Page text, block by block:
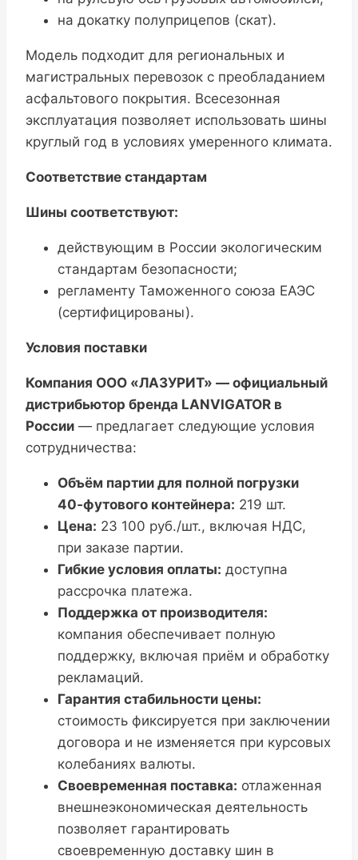
на докатку полуприцепов (скат).
Модель подходит для региональных и
магистральных перевозок с преобладанием
асфальтового покрытия. Всесезонная
эксплуатация позволяет использовать шины
круглый год в условиях умеренного климата.
Соответствие стандартам
Шины соответствуют:
действующим в России экологическим
стандартам безопасности;
регламенту Таможенного союза ЕАЭС
(сертифицированы).
Условия поставки
Компания ООО «ЛАЗУРИТ» — официальный
дистрибьютор бренда LANVIGATOR в
России — предлагает следующие условия
сотрудничества:
Объём партии для полной погрузки
40‑футового контейнера: 219 шт.
Цена: 23 100 руб./шт., включая НДС,
при заказе партии.
Гибкие условия оплаты: доступна
рассрочка платежа.
Поддержка от производителя:
компания обеспечивает полную
поддержку, включая приём и обработку
рекламаций.
Гарантия стабильности цены:
стоимость фиксируется при заключении
договора и не изменяется при курсовых
колебаниях валюты.
Своевременная поставка: отлаженная
внешнеэкономическая деятельность
позволяет гарантировать
своевременную доставку шин в